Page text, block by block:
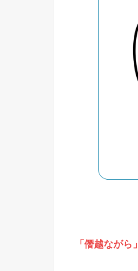
「僭越ながら」